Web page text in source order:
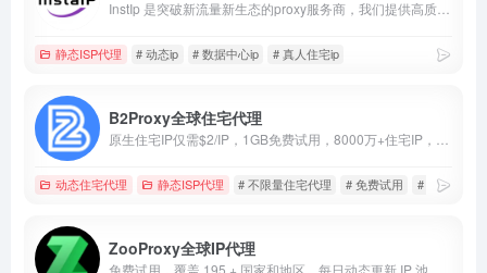
静态ISP代理 # 动态ip # 数据中心ip # 真人住宅ip
B2Proxy全球住宅代理
动态住宅代理 静态ISP代理 # 不限量住宅代理 # 免费试用 # 首单全返
ZooProxy全球IP代理